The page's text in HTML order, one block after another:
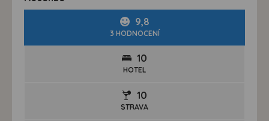
9,8
3 HODNOCENÍ
10
HOTEL
10
STRAVA